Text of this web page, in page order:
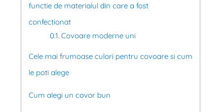
functie de materialul din care a fost
confectionat
Covoare moderne uni
Cele mai frumoase culori pentru covoare si cum
le poti alege
Cum alegi un covor bun